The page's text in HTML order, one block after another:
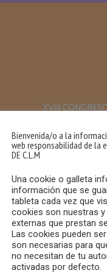
la Facultad de
de la
de vecinos
Bienvenida/o a la
web responsabilidad de la
DE C.L.M
Una cookie o galleta
información que se
tableta cada vez que
cookies son nuestras
externas que prestan
Las cookies pueden
son necesarias para
no necesitan de tu
activadas por defecto.